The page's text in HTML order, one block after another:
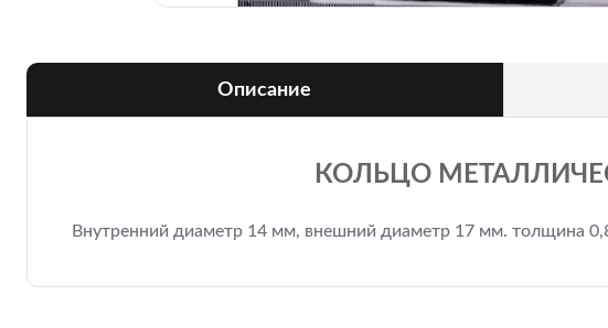
Описание
КОЛЬЦО
Внутренний диаметр 14 мм, внешний диаметр 17 мм. толщина